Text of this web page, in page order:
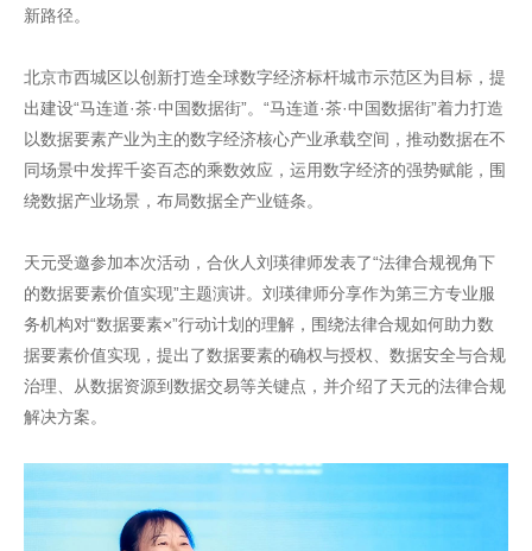
新路径。
北京市西城区以创新打造全球数字经济标杆城市示范区为目标，提
出建设“马连道·茶·中国数据街”。“马连道·茶·中国数据街”着力打造
以数据要素产业为主的数字经济核心产业承载空间，推动数据在不
同场景中发挥千姿百态的乘数效应，运用数字经济的强势赋能，围
绕数据产业场景，布局数据全产业链条。
天元受邀参加本次活动，合伙人刘瑛律师发表了“法律合规视角下
的数据要素价值实现”主题演讲。刘瑛律师分享作为第三方专业服
务机构对“数据要素×”行动计划的理解，围绕法律合规如何助力数
据要素价值实现，提出了数据要素的确权与授权、数据安全与合规
治理、从数据资源到数据交易等关键点，并介绍了天元的法律合规
解决方案。